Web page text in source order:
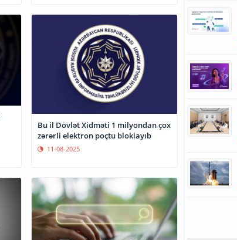
Bu il Dövlət Xidməti 1 milyondan çox
zərərli elektron poçtu bloklayıb
11-08-2025